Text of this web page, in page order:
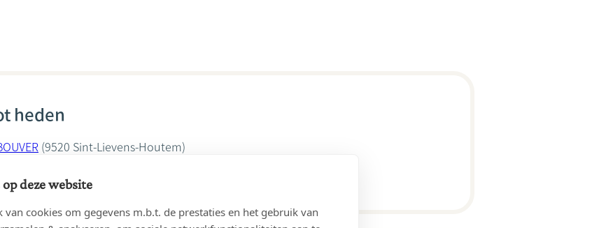
heden
(9520 Sint-Lievens-Houtem)
deze website
van cookies om gegevens m.b.t. de prestaties en het gebruik van